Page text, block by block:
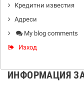
Кредитни известия
Адреси
My blog comments
Изход
ИНФОРМАЦИЯ